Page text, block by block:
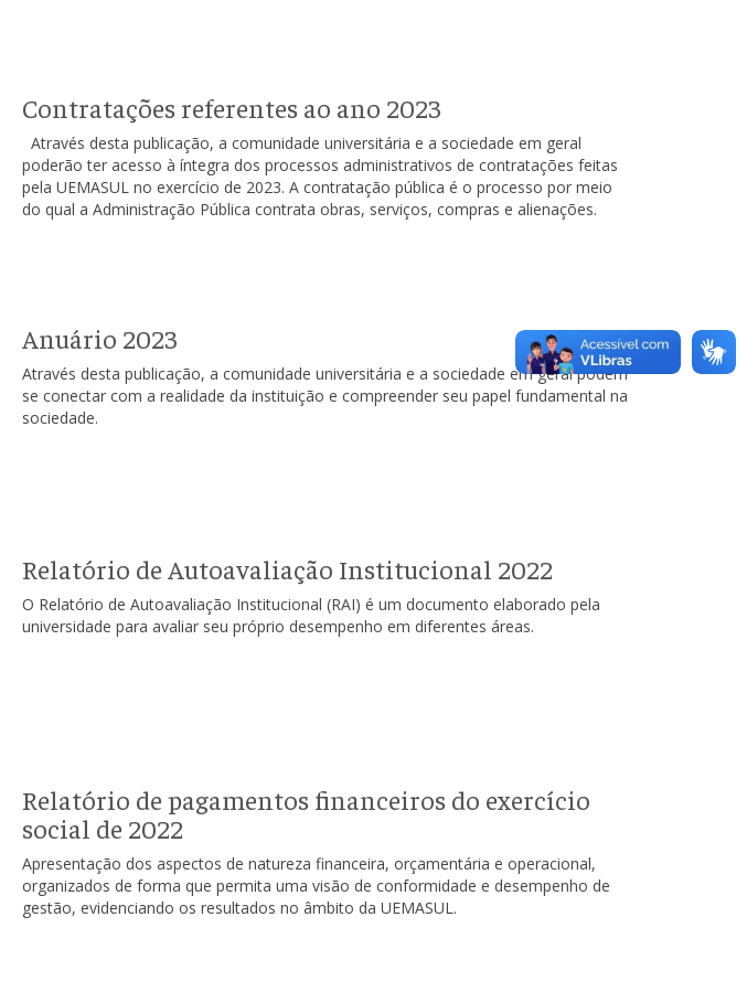
Contratações referentes ao ano 2023
Através desta publicação, a comunidade universitária e a sociedade em geral
poderão ter acesso à íntegra dos processos administrativos de contratações feitas
pela UEMASUL no exercício de 2023. A contratação pública é o processo por meio
do qual a Administração Pública contrata obras, serviços, compras e alienações.
Anuário 2023
Através desta publicação, a comunidade universitária e a sociedade em geral podem
se conectar com a realidade da instituição e compreender seu papel fundamental na
sociedade.
Relatório de Autoavaliação Institucional 2022
O Relatório de Autoavaliação Institucional (RAI) é um documento elaborado pela
universidade para avaliar seu próprio desempenho em diferentes áreas.
Relatório de pagamentos financeiros do exercício
social de 2022
Apresentação dos aspectos de natureza financeira, orçamentária e operacional,
organizados de forma que permita uma visão de conformidade e desempenho de
gestão, evidenciando os resultados no âmbito da UEMASUL.